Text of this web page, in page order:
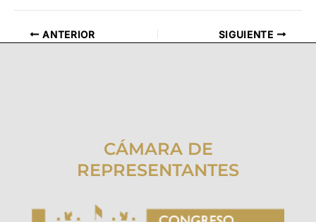
ANTERIOR SIGUIENTE
CÁMARA DE
REPRESENTANTES